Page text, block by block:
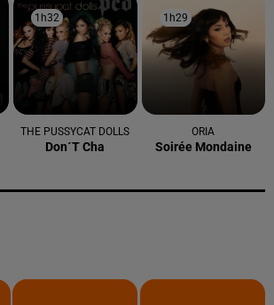
1h32
1h32
THE PUSSYCAT DOLLS
Don´t Cha
1h29
1h29
ORIA
Soirée Mondaine